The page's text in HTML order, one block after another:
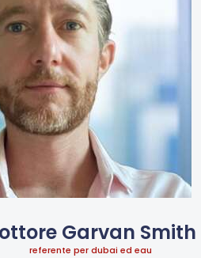
Garvan Smith
referente per dubai ed eau